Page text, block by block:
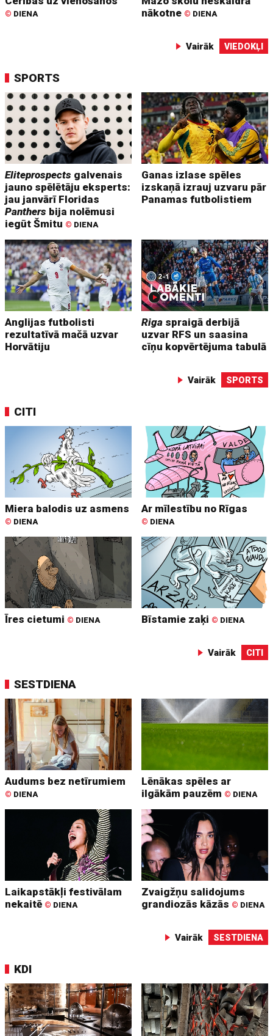
© DIENA
nākotne © DIENA
Vairāk VIEDOKĻI
SPORTS
Eliteprospects galvenais
jauno spēlētāju eksperts:
jau janvārī Floridas
Panthers bija nolēmusi
iegūt Šmitu © DIENA
Ganas izlase spēles
izskaņā izrauj uzvaru pār
Panamas futbolistiem
Anglijas futbolisti
rezultatīvā mačā uzvar
Horvātiju
Riga spraigā derbijā
uzvar RFS un saasina
cīņu kopvērtējuma tabulā
Vairāk SPORTS
CITI
Miera balodis uz asmens
© DIENA
Ar mīlestību no Rīgas
© DIENA
Īres cietumi © DIENA Bīstamie zaķi © DIENA
Vairāk CITI
SESTDIENA
Audums bez netīrumiem
© DIENA
Lēnākas spēles ar
ilgākām pauzēm © DIENA
Laikapstākļi festivālam
nekaitē © DIENA
Zvaigžņu salidojums
grandiozās kāzās © DIENA
Vairāk SESTDIENA
KDI